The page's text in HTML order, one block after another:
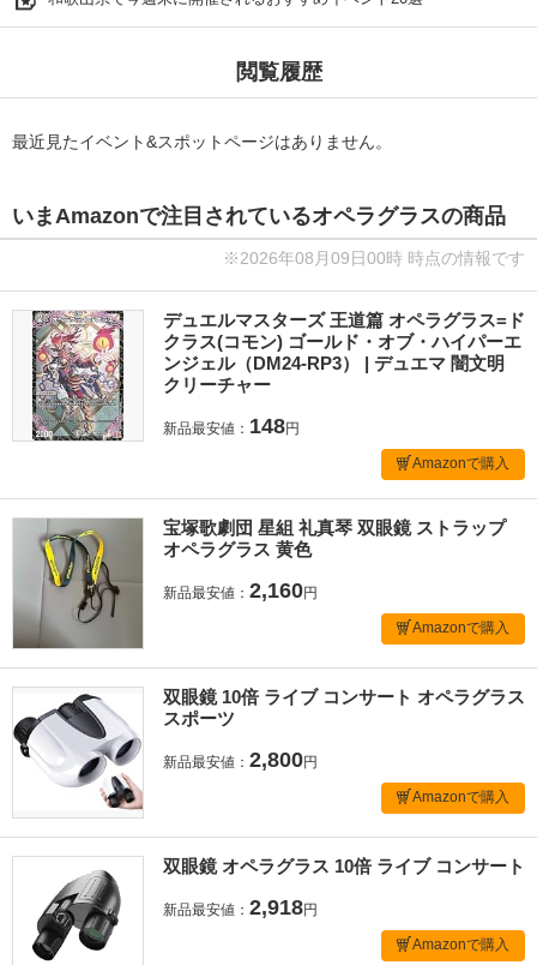
閲覧履歴
最近見たイベント&スポットページはありません。
いまAmazonで注目されているオペラグラスの商品
※2026年08月09日00時 時点の情報です
デュエルマスターズ 王道篇 オペラグラス=ド
クラス(コモン) ゴールド・オブ・ハイパーエ
ンジェル（DM24-RP3） | デュエマ 闇文明
クリーチャー
新品最安値： 148円
Amazonで購入
宝塚歌劇団 星組 礼真琴 双眼鏡 ストラップ
オペラグラス 黄色
新品最安値： 2,160円
Amazonで購入
双眼鏡 10倍 ライブ コンサート オペラグラス
スポーツ
新品最安値： 2,800円
Amazonで購入
双眼鏡 オペラグラス 10倍 ライブ コンサート
新品最安値： 2,918円
Amazonで購入